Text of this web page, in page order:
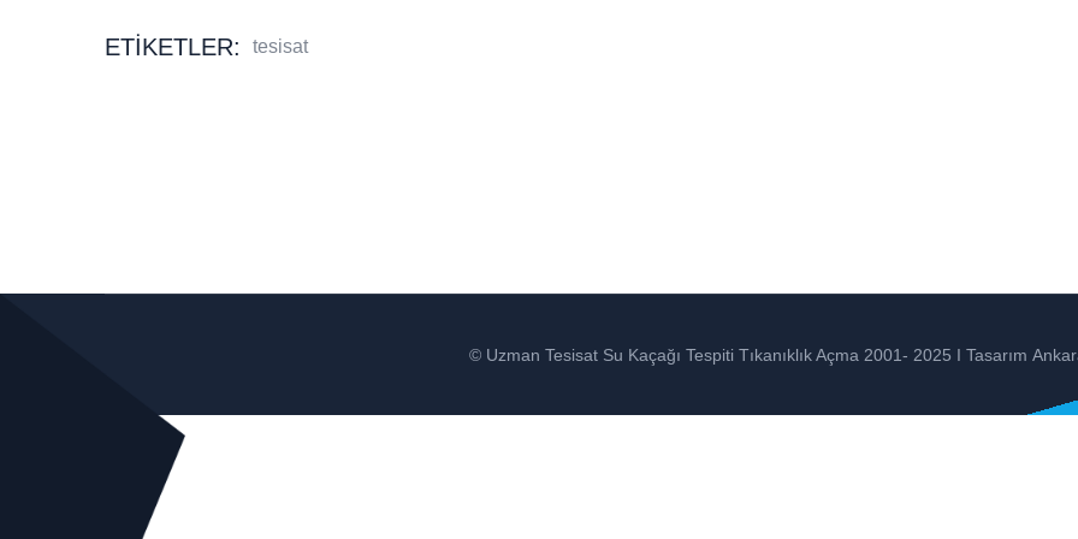
ETIKETLER: tesisat
© Uzman Tesisat Su Kaçağı Tespiti Tıkanıklık Açma 2001- 2025 I Tasarım